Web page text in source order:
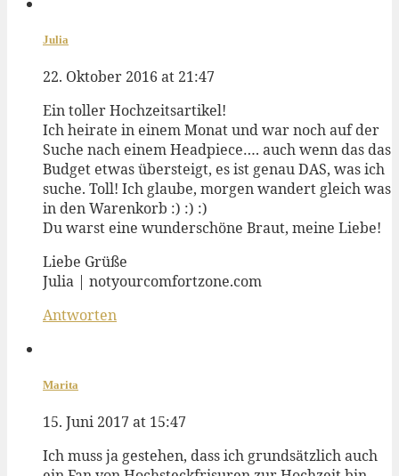
Julia
22. Oktober 2016 at 21:47
Ein toller Hochzeitsartikel!
Ich heirate in einem Monat und war noch auf der
Suche nach einem Headpiece…. auch wenn das das
Budget etwas übersteigt, es ist genau DAS, was ich
suche. Toll! Ich glaube, morgen wandert gleich was
in den Warenkorb :) :) :)
Du warst eine wunderschöne Braut, meine Liebe!
Liebe Grüße
Julia | notyourcomfortzone.com
Antworten
Marita
15. Juni 2017 at 15:47
Ich muss ja gestehen, dass ich grundsätzlich auch